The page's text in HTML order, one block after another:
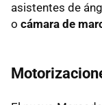
asistentes de
o cámara de